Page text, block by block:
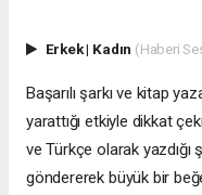
Erkek| Kadın (Haberi
Başarılı şarkı ve kitap
yarattığı etkiyle dikkat
ve Türkçe olarak yazdığı
göndererek büyük bir